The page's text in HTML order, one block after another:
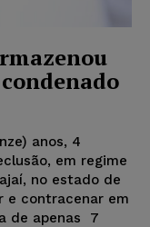
anos, 4
em regime
no estado de
e contracenar em
de apenas 7